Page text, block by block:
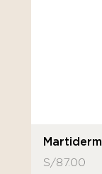
S/87.00